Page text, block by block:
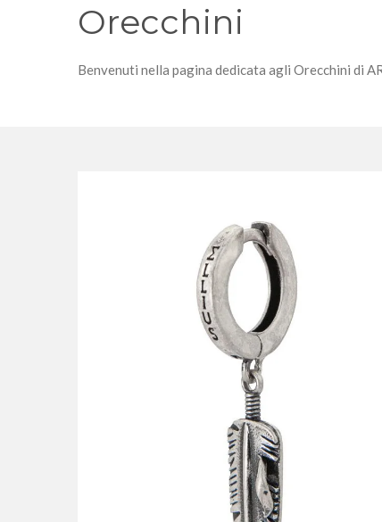
Orecchini
Benvenuti nella pagina dedicata agli Orecchini di